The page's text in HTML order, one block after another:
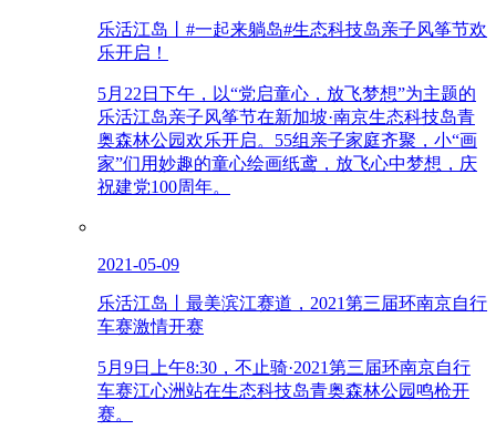
乐活江岛丨#一起来躺岛#生态科技岛亲子风筝节欢
乐开启！
5月22日下午，以“党启童心，放飞梦想”为主题的
乐活江岛亲子风筝节在新加坡·南京生态科技岛青
奥森林公园欢乐开启。55组亲子家庭齐聚，小“画
家”们用妙趣的童心绘画纸鸢，放飞心中梦想，庆
祝建党100周年。
2021-05-09
乐活江岛丨最美滨江赛道，2021第三届环南京自行
车赛激情开赛
5月9日上午8:30，不止骑·2021第三届环南京自行
车赛江心洲站在生态科技岛青奥森林公园鸣枪开
赛。